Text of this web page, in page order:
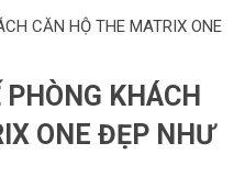
CĂN HỘ THE MATRIX ONE
PHÒNG KHÁCH
ONE ĐẸP NHƯ